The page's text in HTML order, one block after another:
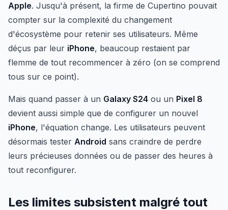
Apple. Jusqu'à présent, la firme de Cupertino pouvait
compter sur la complexité du changement
d'écosystème pour retenir ses utilisateurs. Même
déçus par leur iPhone, beaucoup restaient par
flemme de tout recommencer à zéro (on se comprend
tous sur ce point).
Mais quand passer à un Galaxy S24 ou un Pixel 8
devient aussi simple que de configurer un nouvel
iPhone, l'équation change. Les utilisateurs peuvent
désormais tester Android sans craindre de perdre
leurs précieuses données ou de passer des heures à
tout reconfigurer.
Les limites subsistent malgré tout